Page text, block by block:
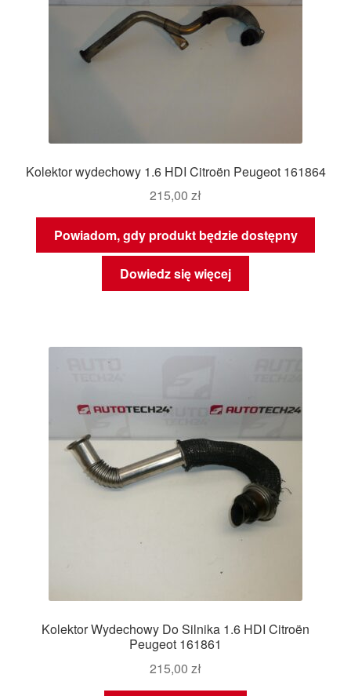
Kolektor wydechowy 1.6 HDI Citroën Peugeot 161864
215,00 zł
Powiadom, gdy produkt będzie dostępny
Dowiedz się więcej
Kolektor Wydechowy Do Silnika 1.6 HDI Citroën
Peugeot 161861
215,00 zł